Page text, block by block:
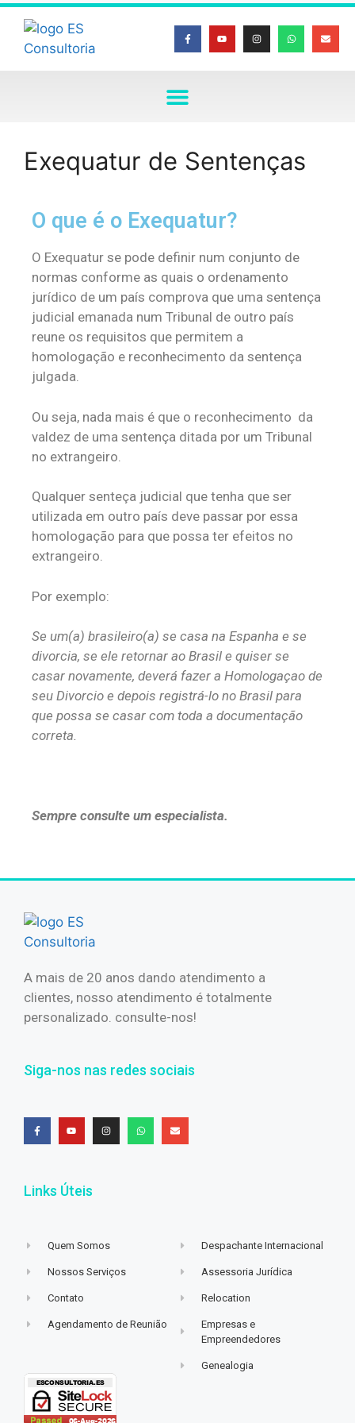
Exequatur de Sentenças
O que é o Exequatur?
O Exequatur se pode definir num conjunto de
normas conforme as quais o ordenamento
jurídico de um país comprova que uma sentença
judicial emanada num Tribunal de outro país
reune os requisitos que permitem a
homologação e reconhecimento da sentença
julgada.
Ou seja, nada mais é que o reconhecimento da
valdez de uma sentença ditada por um Tribunal
no extrangeiro.
Qualquer senteça judicial que tenha que ser
utilizada em outro país deve passar por essa
homologação para que possa ter efeitos no
extrangeiro.
Por exemplo:
Se um(a) brasileiro(a) se casa na Espanha e se
divorcia, se ele retornar ao Brasil e quiser se
casar novamente, deverá fazer a Homologaçao de
seu Divorcio e depois registrá-lo no Brasil para
que possa se casar com toda a documentação
correta.
Sempre consulte um especialista.
A mais de 20 anos dando atendimento a
clientes, nosso atendimento é totalmente
personalizado. consulte-nos!
Siga-nos nas redes sociais
Links Úteis
Quem Somos
Nossos Serviços
Contato
Agendamento de Reunião
Despachante Internacional
Assessoria Jurídica
Relocation
Empresas e
Empreendedores
Genealogia